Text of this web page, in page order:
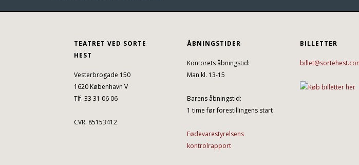
TEATRET VED SORTE
HEST
Vesterbrogade 150
1620 København V
Tlf. 33 31 06 06
CVR. 85153412
ÅBNINGSTIDER
Kontorets åbningstid:
Man kl. 13-15
Barens åbningstid:
1 time før forestillingens start
Fødevarestyrelsens
kontrolrapport
BILLETTER